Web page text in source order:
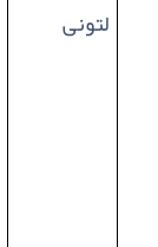
لتونی